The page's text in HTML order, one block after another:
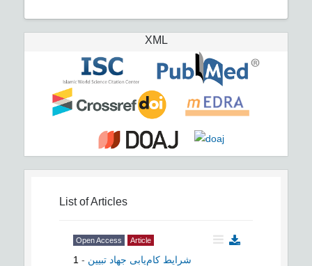
XML
List of Articles
Open Access Article
1 - شرایط کام‌یابی جهاد تبیین